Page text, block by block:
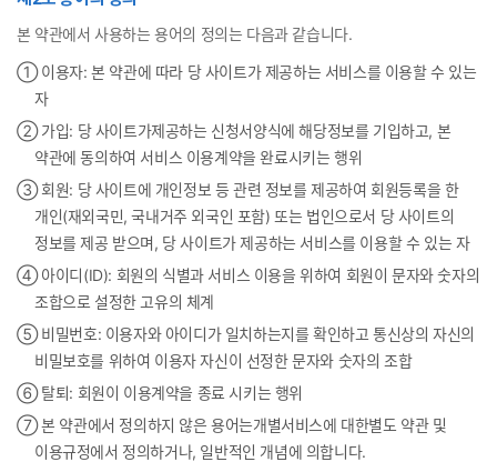
본 약관에서 사용하는 용어의 정의는 다음과 같습니다.
① 이용자: 본 약관에 따라 당 사이트가 제공하는 서비스를 이용할 수 있는
자
② 가입: 당 사이트가제공하는 신청서양식에 해당정보를 기입하고, 본
약관에 동의하여 서비스 이용계약을 완료시키는 행위
③ 회원: 당 사이트에 개인정보 등 관련 정보를 제공하여 회원등록을 한
개인(재외국민, 국내거주 외국인 포함) 또는 법인으로서 당 사이트의
정보를 제공 받으며, 당 사이트가 제공하는 서비스를 이용할 수 있는 자
④ 아이디(ID): 회원의 식별과 서비스 이용을 위하여 회원이 문자와 숫자의
조합으로 설정한 고유의 체계
⑤ 비밀번호: 이용자와 아이디가 일치하는지를 확인하고 통신상의 자신의
비밀보호를 위하여 이용자 자신이 선정한 문자와 숫자의 조합
⑥ 탈퇴: 회원이 이용계약을 종료 시키는 행위
⑦ 본 약관에서 정의하지 않은 용어는개별서비스에 대한별도 약관 및
이용규정에서 정의하거나, 일반적인 개념에 의합니다.